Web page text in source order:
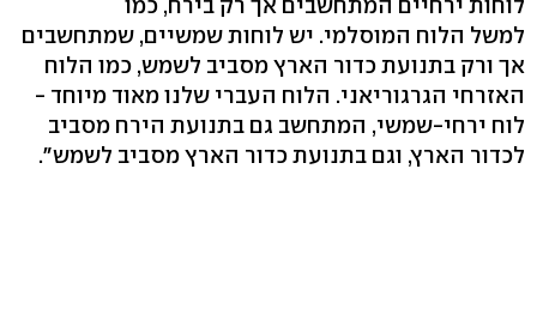
למשל הלוח המוסלמי. יש לוחות שמשיים, שמתחשבים
אך ורק בתנועת כדור הארץ מסביב לשמש, כמו הלוח
האזרחי הגרגוריאני. הלוח העברי שלנו מאוד מיוחד -
לוח ירחי-שמשי, המתחשב גם בתנועת הירח מסביב
לכדור הארץ, וגם בתנועת כדור הארץ מסביב לשמש".